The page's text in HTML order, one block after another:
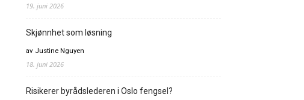
19. juni 2026
Skjønnhet som løsning
av Justine Nguyen
18. juni 2026
Risikerer byrådslederen i Oslo fengsel?